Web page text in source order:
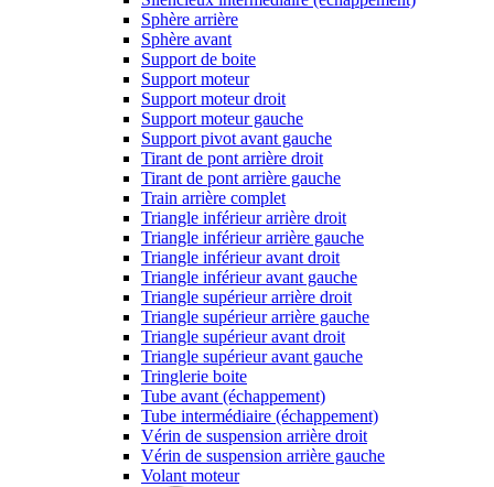
Sphère arrière
Sphère avant
Support de boite
Support moteur
Support moteur droit
Support moteur gauche
Support pivot avant gauche
Tirant de pont arrière droit
Tirant de pont arrière gauche
Train arrière complet
Triangle inférieur arrière droit
Triangle inférieur arrière gauche
Triangle inférieur avant droit
Triangle inférieur avant gauche
Triangle supérieur arrière droit
Triangle supérieur arrière gauche
Triangle supérieur avant droit
Triangle supérieur avant gauche
Tringlerie boite
Tube avant (échappement)
Tube intermédiaire (échappement)
Vérin de suspension arrière droit
Vérin de suspension arrière gauche
Volant moteur